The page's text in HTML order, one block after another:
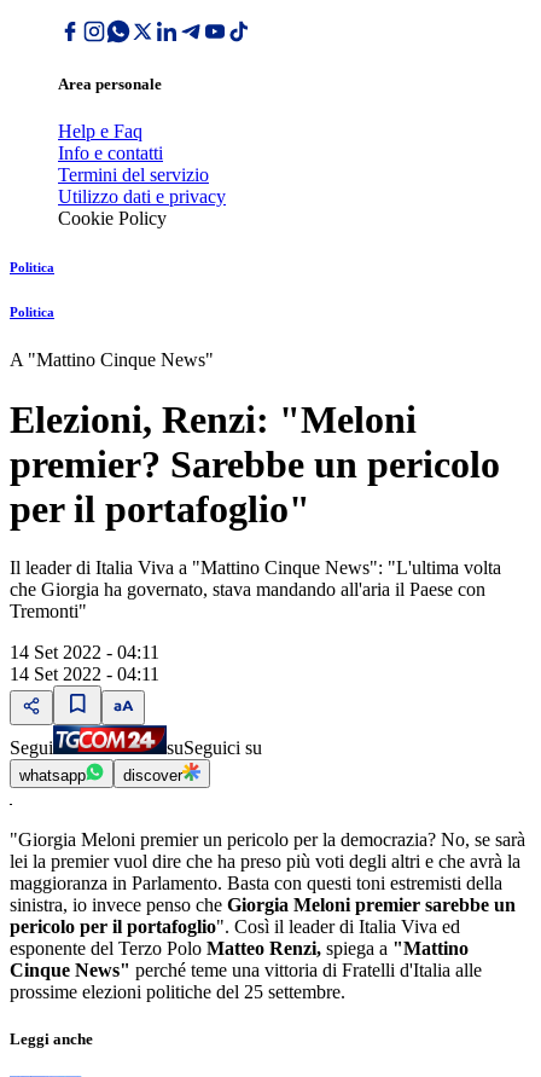
Area personale
Help e Faq
Info e contatti
Termini del servizio
Utilizzo dati e privacy
Cookie Policy
Politica
Politica
A "Mattino Cinque News"
Elezioni, Renzi: "Meloni
premier? Sarebbe un pericolo
per il portafoglio"
Il leader di Italia Viva a "Mattino Cinque News": "L'ultima volta
che Giorgia ha governato, stava mandando all'aria il Paese con
Tremonti"
14 Set 2022 - 04:11
14 Set 2022 - 04:11
Segui suSeguici su
whatsapp discover
"Giorgia Meloni premier un pericolo per la democrazia? No, se sarà
lei la premier vuol dire che ha preso più voti degli altri e che avrà la
maggioranza in Parlamento. Basta con questi toni estremisti della
sinistra, io invece penso che Giorgia Meloni premier sarebbe un
pericolo per il portafoglio". Così il leader di Italia Viva ed
esponente del Terzo Polo Matteo Renzi, spiega a "Mattino
Cinque News" perché teme una vittoria di Fratelli d'Italia alle
prossime elezioni politiche del 25 settembre.
Leggi anche